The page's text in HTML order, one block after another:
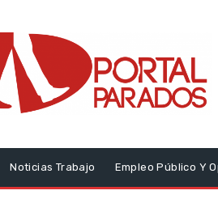
Noticias Trabajo Empleo Público Y